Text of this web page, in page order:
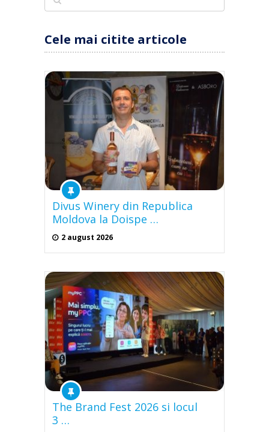
Cele mai citite articole
Divus Winery din Republica
Moldova la Doispe …
2 august 2026
The Brand Fest 2026 si locul
3 …